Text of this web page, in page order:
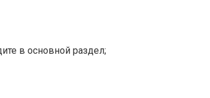
в основной раздел;